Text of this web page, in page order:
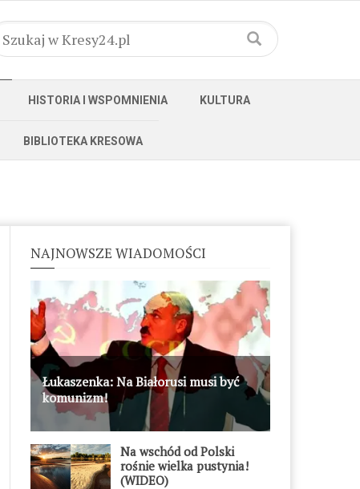
HISTORIA I WSPOMNIENIA KULTURA
BIBLIOTEKA KRESOWA
NAJNOWSZE WIADOMOŚCI
Łukaszenka: Na Białorusi musi być
komunizm!
Na wschód od Polski
rośnie wielka pustynia!
(WIDEO)